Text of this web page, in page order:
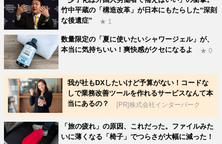
竹中平蔵の「構造改革」が日本にもたらした“深刻
な後遺症”
★ 1
数量限定の「夏に使いたいシャワージェル」が、
本当に気持ちいい！爽快感がクセになるよ
★ 0
我が社もDXしたいけど予算がない！コードな
しで業務改善ツールを作れるサービスなんて本
当にあるの？
[PR]株式会社インターパーク
「旅の疲れ」の原因、これだった。ファイルみた
いに薄くなる「椅子」でつらさが大幅に減った！